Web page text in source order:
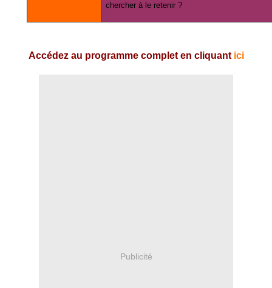
chercher à le retenir ?
Accédez au programme complet en cliquant ici
Publicité